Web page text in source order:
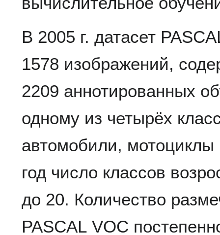
В 2005 г. датасет
1578 изображений,
2209 аннотированных
одному из четырёх
автомобили,
год число классов
до 20. Количество
PASCAL VOC